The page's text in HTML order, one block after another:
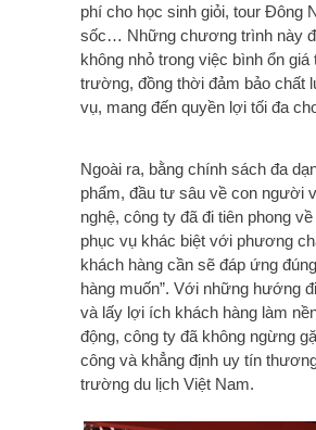
phí cho học sinh giỏi, tour Đông
sốc… Những chương trình này
không nhỏ trong việc bình ổn giá
trường, đồng thời đảm bảo chất
vụ, mang đến quyền lợi tối đa
Ngoài ra, bằng chính sách đa
phẩm, đầu tư sâu về con người
nghệ, công ty đã đi tiên phong
phục vụ khác biệt với phương
khách hàng cần sẽ đáp ứng
hàng muốn”. Với những hướng
và lấy lợi ích khách hàng làm
động, công ty đã không ngừng
công và khẳng định uy tín
trường du lịch Việt Nam.